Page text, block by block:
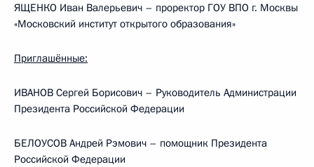
ЯЩЕНКО Иван Валерьевич – проректор ГОУ ВПО г. Москвы
«Московский институт открытого образования»
Приглашённые:
ИВАНОВ Сергей Борисович – Руководитель Администрации
Президента Российской Федерации
БЕЛОУСОВ Андрей Рэмович – помощник Президента
Российской Федерации